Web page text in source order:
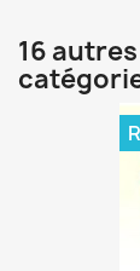
16